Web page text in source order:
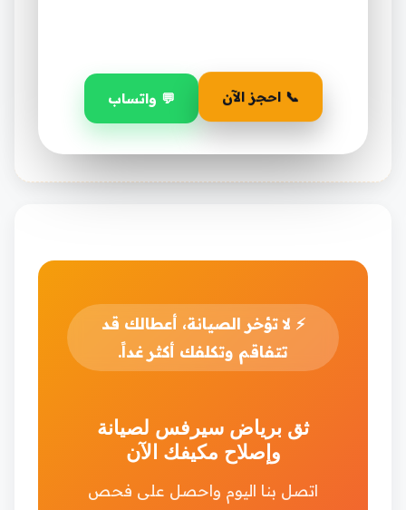
📞 احجز الآن 💬 واتساب
⚡ لا تؤخر الصيانة، أعطالك قد
تتفاقم وتكلفك أكثر غداً.
ثق برياض سيرفس لصيانة
وإصلاح مكيفك الآن
اتصل بنا اليوم واحصل على فحص